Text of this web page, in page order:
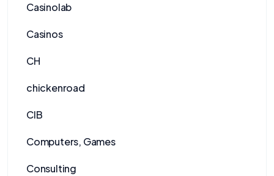
Casinolab
Casinos
CH
chickenroad
CIB
Computers, Games
Consulting